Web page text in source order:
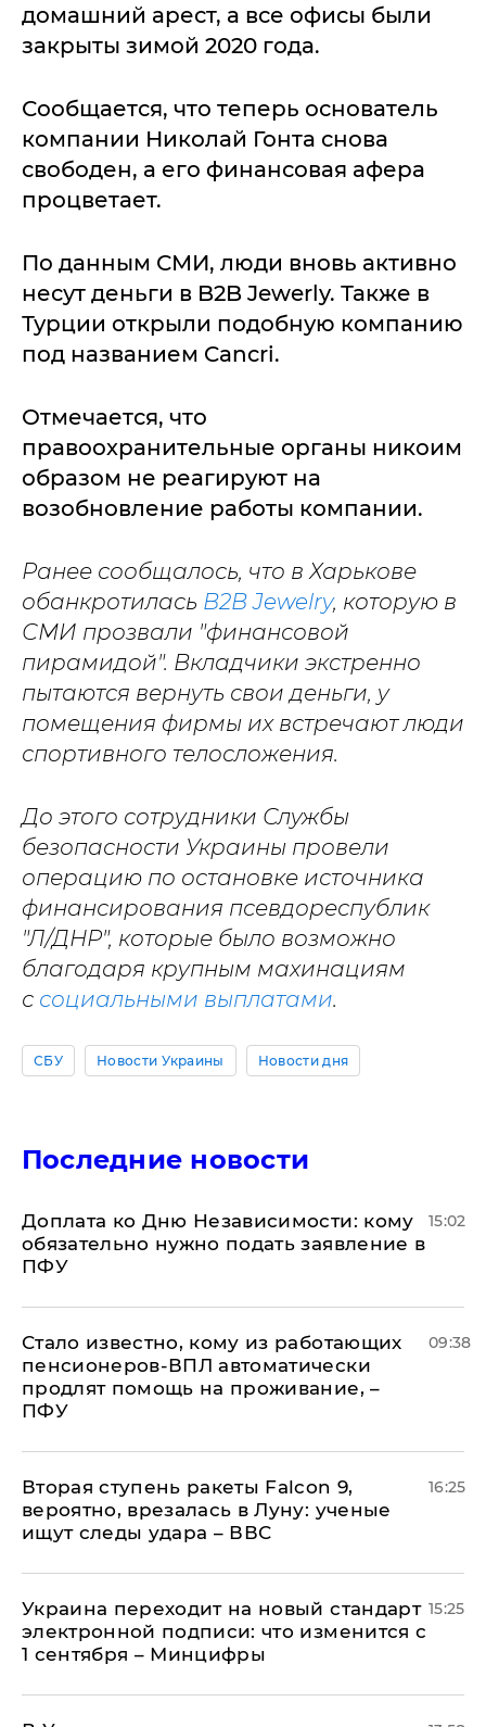
домашний арест, а все офисы были
закрыты зимой 2020 года.
Сообщается, что теперь основатель
компании Николай Гонта снова
свободен, а его финансовая афера
процветает.
По данным СМИ, люди вновь активно
несут деньги в B2B Jewerly. Также в
Турции открыли подобную компанию
под названием Cancri.
Отмечается, что
правоохранительные органы никоим
образом не реагируют на
возобновление работы компании.
Ранее сообщалось, что в Харькове
обанкротилась B2B Jewelry, которую в
СМИ прозвали "финансовой
пирамидой". Вкладчики экстренно
пытаются вернуть свои деньги, у
помещения фирмы их встречают люди
спортивного телосложения.
До этого сотрудники Службы
безопасности Украины провели
операцию по остановке источника
финансирования псевдореспублик
"Л/ДНР", которые было возможно
благодаря крупным махинациям
с социальными выплатами.
СБУ Новости Украины Новости дня
Последние новости
Доплата ко Дню Независимости: кому
обязательно нужно подать заявление в
ПФУ
15:02
Стало известно, кому из работающих
пенсионеров-ВПЛ автоматически
продлят помощь на проживание, –
ПФУ
09:38
Вторая ступень ракеты Falcon 9,
вероятно, врезалась в Луну: ученые
ищут следы удара – ВВС
16:25
Украина переходит на новый стандарт
электронной подписи: что изменится с
1 сентября – Минцифры
15:25